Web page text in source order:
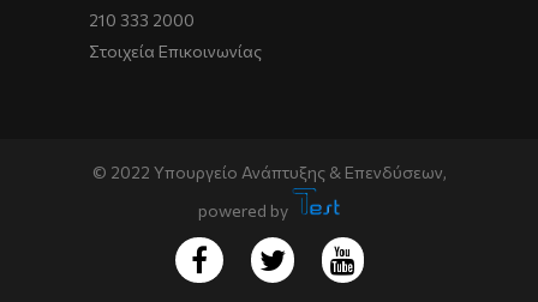
210 333 2000
Στοιχεία Επικοινωνίας
© 2022 Υπουργείο Ανάπτυξης & Επενδύσεων,
powered by